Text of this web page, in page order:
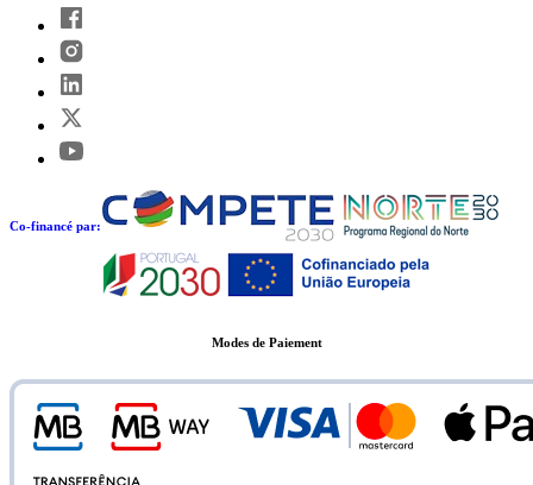
Co-financé par:
Modes de Paiement